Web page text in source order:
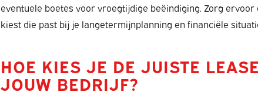
eventuele boetes voor vroegtijdige beëindiging. Zorg
kiest die past bij je langetermijnplanning en financiële
HOE KIES JE DE JUISTE
JOUW BEDRIJF?